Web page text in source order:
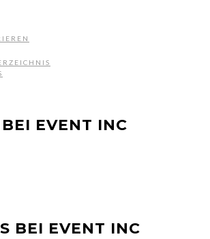
EVENT INC
BEI EVENT INC